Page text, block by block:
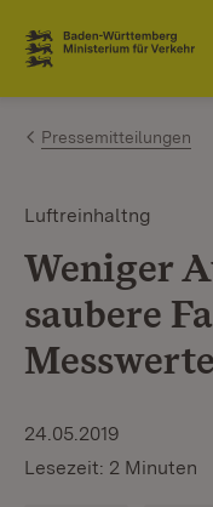
Zum Inhalt
Link zur Startseite
Pressemitteilungen
Luftreinhaltng
Weniger
saubere
24.05.2019
Lesezeit: 2 Minuten